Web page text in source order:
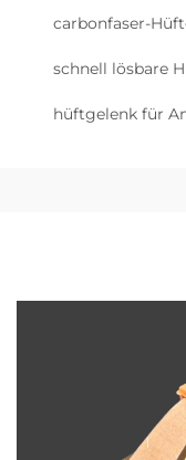
carbonfaser-
schnell lösbare
hüftgelenk für